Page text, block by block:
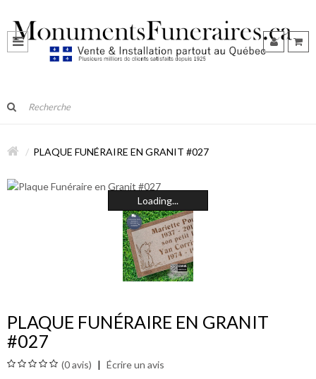
PLAQUE FUNÉRAIRE EN GRANIT #027
Loading...
PLAQUE FUNÉRAIRE EN GRANIT
#027
(0 avis) Écrire un avis